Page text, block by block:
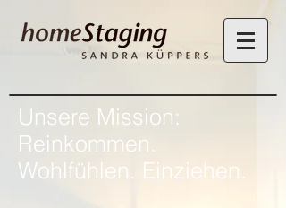
Unsere Mission:
Reinkommen.
Wohlfühlen. Einziehen.